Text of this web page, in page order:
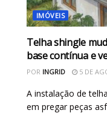
IMÓVEIS
Telha shingle
base contínua e
POR INGRID 5 DE
A instalação de
em pregar peças